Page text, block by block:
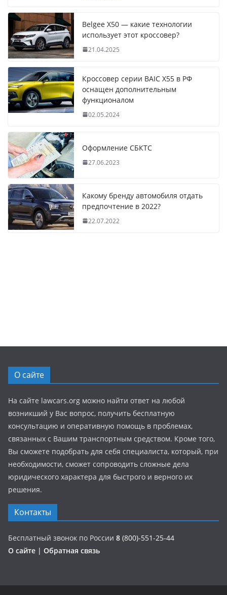
Belgee X50 — какие технологии
использует этот кроссовер?
21.04.2025
Кроссовер серии BAIC X55 в РФ
оснащен дополнительным
функционалом
02.05.2024
Оформление СБКТС
27.06.2023
Какому бренду автомобиля отдать
предпочтение в 2022?
22.07.2022
О сайте
На сайте lawcars.org можно найти ответ на любой
возникший у Вас вопрос, получить бесплатную
консультацию и оперативную помощь в проблемах,
связанных с Вашим транспортным средством. Кроме того,
Вы сможете подобрать для себя специалиста, который, при
необходимости, сможет сопроводить сложные дела
юридического характера для быстрого и верного их
решения.
Контакты
Бесплатный звонок по России 8 (800)-551-25-44
О сайте | Обратная связь